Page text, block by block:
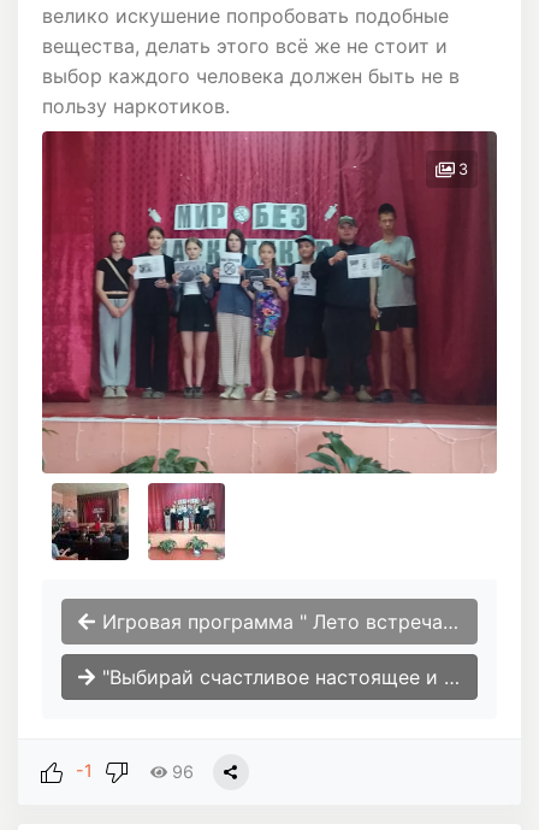
велико искушение попробовать подобные
вещества, делать этого всё же не стоит и
выбор каждого человека должен быть не в
пользу наркотиков.
3
Игровая программа " Лето встречаем "
"Выбирай счастливое настоящее и будущее." Профилактическая беседа для детей и подростков.
-1 96